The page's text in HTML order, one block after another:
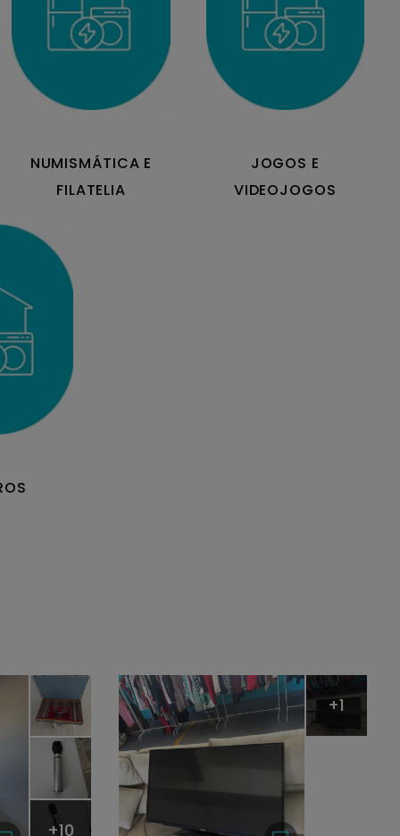
NUMISMÁTICA E
FILATELIA
JOGOS E
VIDEOJOGOS
+10
+1